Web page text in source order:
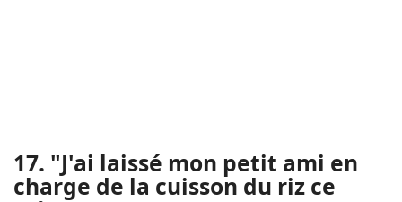
17. "J'ai laissé mon petit ami en
charge de la cuisson du riz ce